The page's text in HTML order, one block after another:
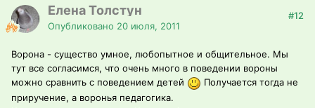
Елена Толстун
Опубликовано 20 июля, 2011
#12
Ворона - существо умное, любопытное и общительное. Мы
тут все согласимся, что очень много в поведении вороны
можно сравнить с поведением детей
Получается тогда не
приручение, а воронья педагогика.